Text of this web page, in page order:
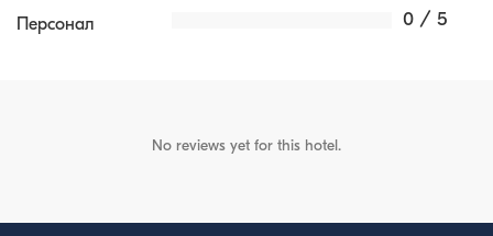
Персонал 0 / 5
No reviews yet for this hotel.